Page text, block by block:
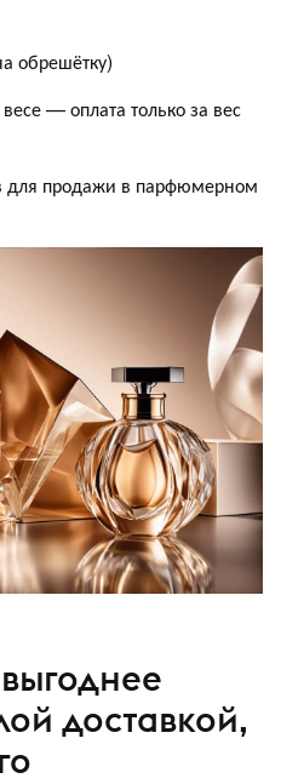
обрешётку)
— оплата только за вес
для продажи в парфюмерном
доставкой,